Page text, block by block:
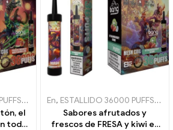
,Cigarrillos electrónicos desechables
el
todo
En, ESTALLIDO 36000 PUFFS,
Sabores afrutados y
frescos de FRESA y kiwi en